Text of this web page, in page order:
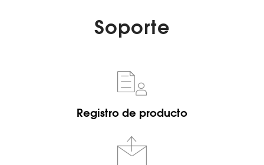
Soporte
Registro de producto